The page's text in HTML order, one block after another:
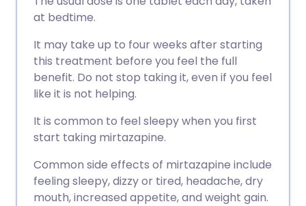
लिंक्डइन के माध्यम से साझा
करें
X के माध्यम से साझा करें
WhatsApp के माध्यम से साझा
करें
🇮🇹 Italiano 🇵🇹
🇸🇦 عربي
at bedtime.
It may take up to four weeks after starting
this treatment before you feel the full
benefit. Do not stop taking it, even if you feel
like it is not helping.
It is common to feel sleepy when you first
start taking mirtazapine.
Common side effects of mirtazapine include
feeling sleepy, dizzy or tired, headache, dry
mouth, increased appetite, and weight gain.